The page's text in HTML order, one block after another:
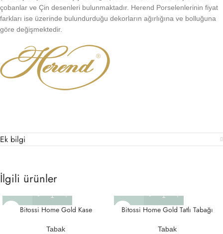
çobanlar ve Çin desenleri bulunmaktadır. Herend Porselenlerinin fiyat
farkları ise üzerinde bulundurduğu dekorların ağırlığına ve bolluğuna
göre değişmektedir.
Ek bilgi
İlgili ürünler
Bitossi Home Gold Kase
Tabak
Bitossi Home Gold Tatlı Tabağı
Tabak